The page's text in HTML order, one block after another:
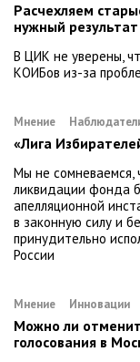
Расчехляем
нужный результат
В ЦИК не уверены,
КОИБов из-за
Мнение
«Лига
Мы не сомневаемся,
ликвидации фонда
апелляционной
в законную силу и
принудительно
России
Мнение Инновации
Можно ли
голосования в